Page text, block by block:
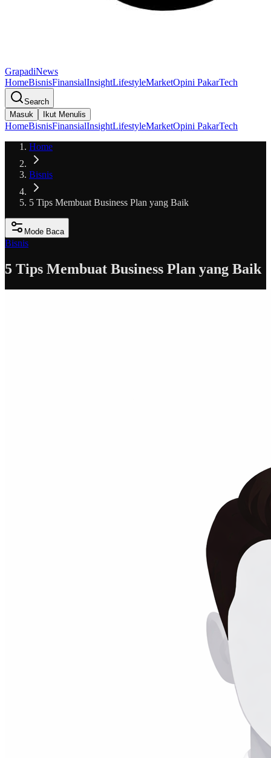
GrapadiNews
HomeBisnisFinansialInsightLifestyleMarketOpini PakarTech
Search
Masuk
Ikut Menulis
HomeBisnisFinansialInsightLifestyleMarketOpini PakarTech
Home
Bisnis
5 Tips Membuat Business Plan yang Baik
Mode Baca
Bisnis
5 Tips Membuat Business Plan yang Baik